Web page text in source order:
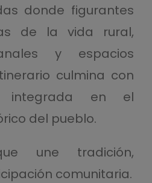
donde figurantes
de la vida rural,
y espacios
culmina con
integrada en el
del pueblo.
une tradición,
comunitaria.